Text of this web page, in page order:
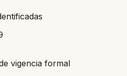
vigencia formal